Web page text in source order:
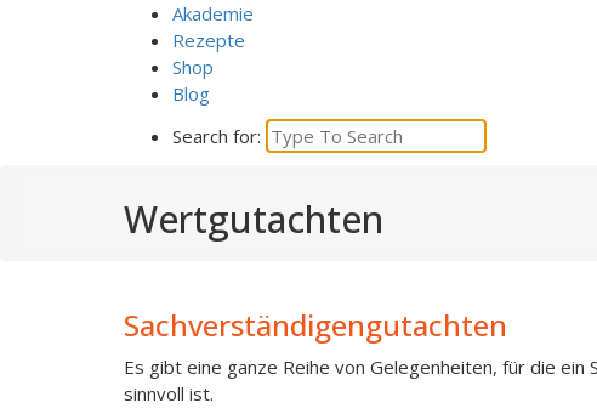
Akademie
Rezepte
Shop
Blog
Search for:
Wertgutachten
Sachverständigengutachten
Es gibt eine ganze Reihe von Gelegenheiten, für die
sinnvoll ist.